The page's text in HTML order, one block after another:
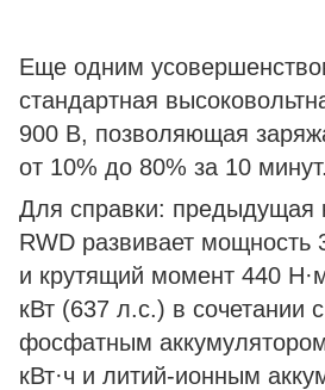
Еще одним
стандартная
900 В, позволяющая
от 10% до 80% за 10 минут.
Для справки: предыдущая
RWD развивает мощность
и крутящий момент 440
кВт (637 л.с.) в сочетании
фосфатным
кВт·ч и литий-ионным